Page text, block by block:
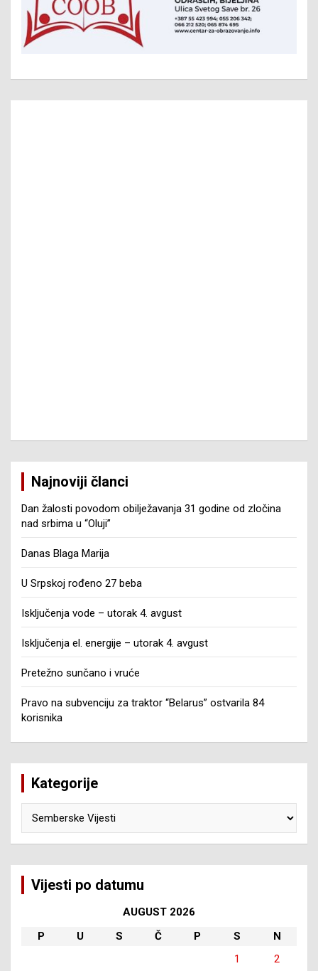
Najnoviji članci
Dan žalosti povodom obilježavanja 31 godine od zločina
nad srbima u “Oluji”
Danas Blaga Marija
U Srpskoj rođeno 27 beba
Isključenja vode – utorak 4. avgust
Isključenja el. energije – utorak 4. avgust
Pretežno sunčano i vruće
Pravo na subvenciju za traktor “Belarus” ostvarila 84
korisnika
Kategorije
Vijesti po datumu
AUGUST 2026
P
U S Č P S
N
1
2